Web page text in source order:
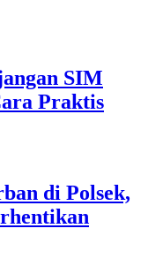
SIM
Praktis
di Polsek,